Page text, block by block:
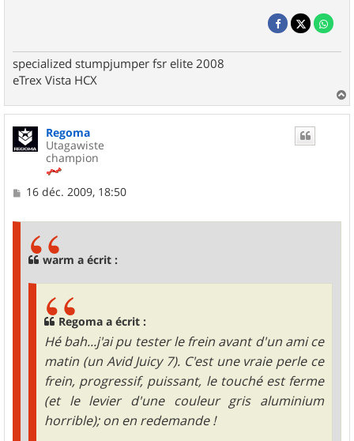
specialized stumpjumper fsr elite 2008
eTrex Vista HCX
a
u
Regoma
Utagawiste
champion
M16 déc. 2009, 18:50
warm a écrit :
Regoma a écrit :
Hé bah...j'ai pu tester le frein avant d'un ami ce
matin (un Avid Juicy 7). C'est une vraie perle ce
frein, progressif, puissant, le touché est ferme
(et le levier d'une couleur gris aluminium
horrible); on en redemande !